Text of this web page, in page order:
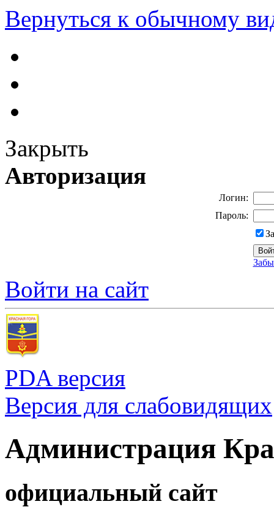
Вернуться к обычному
Закрыть
Авторизация
Логин:
Пароль:
Войти на сайт
PDA версия
Версия для слабовидящих
Администрация
официальный сайт